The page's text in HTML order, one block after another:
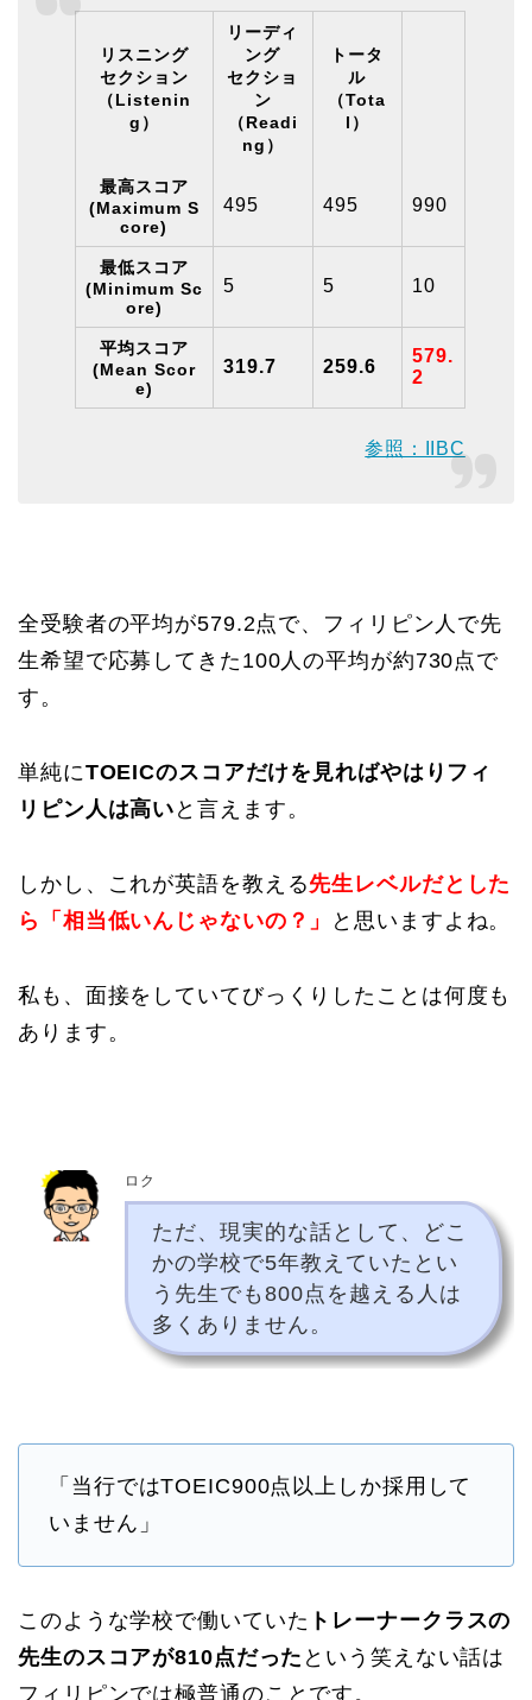
リスニング
セクション
（Listenin
g）
リーディ
ング
セクショ
ン
（Readi
ng）
トータ
ル
（Tota
l）
最高スコア
(Maximum S
core)
495 495 990
最低スコア
(Minimum Sc
ore)
5 5 10
平均スコア
(Mean Scor
e)
319.7 259.6
579.
2
参照：IIBC
全受験者の平均が579.2点で、フィリピン人で先
生希望で応募してきた100人の平均が約730点で
す。
単純にTOEICのスコアだけを見ればやはりフィ
リピン人は高い と言えます。
しかし、これが英語を教える先生レベルだとした
ら「相当低いんじゃないの？」
と思いますよね。
私も、面接をしていてびっくりしたことは何度も
あります。
ロク
ただ、現実的な話として、どこ
かの学校で5年教えていたとい
う先生でも800点を越える人は
多くありません。
「当行ではTOEIC900点以上しか採用して
いません」
このような学校で働いていた トレーナークラスの
先生のスコアが810点だった という笑えない話は
フィリピンでは極普通のことです。